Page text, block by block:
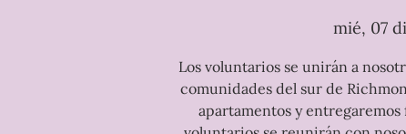
mié, 07
Los voluntarios se unirán a
comunidades del sur de
apartamentos y